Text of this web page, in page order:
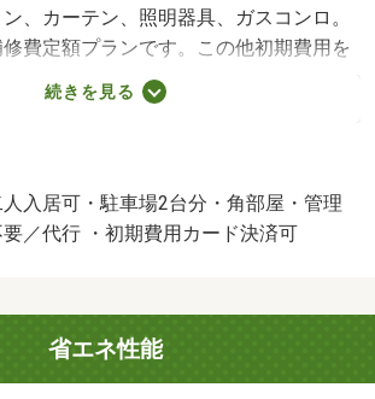
、カーテン、照明器具、ガスコンロ。
費定額プランです。この他初期費用を
費コミコミプランもありますのでお気
ください。初期費用カード決済可能にな
等：加入要（年間保証委託料または月
。審査内容により連帯保証人が必要で
小型犬可／猫可・管理形態／管理員の
１階角部屋です。ガスコンロ付き。・
・駐輪場：有（無料）・仲介手数料：
修費 35200円
続きを見る
入居可・駐車場2台分・角部屋・管理
／代行 ・初期費用カード決済可
省エネ性能